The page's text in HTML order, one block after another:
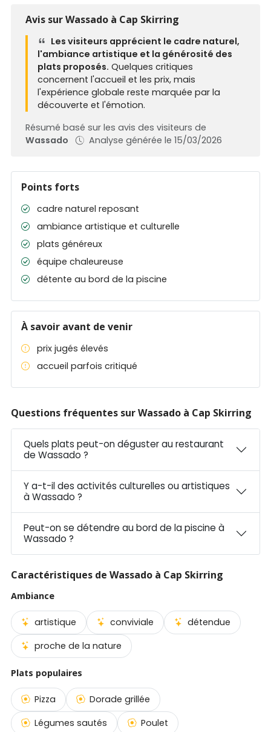
Avis sur Wassado à Cap Skirring
Les visiteurs apprécient le cadre naturel,
l'ambiance artistique et la générosité des
plats proposés. Quelques critiques
concernent l'accueil et les prix, mais
l'expérience globale reste marquée par la
découverte et l'émotion.
Résumé basé sur les avis des visiteurs de
Wassado
Analyse générée le 15/03/2026
Points forts
cadre naturel reposant
ambiance artistique et culturelle
plats généreux
équipe chaleureuse
détente au bord de la piscine
À savoir avant de venir
prix jugés élevés
accueil parfois critiqué
Questions fréquentes sur Wassado à Cap Skirring
Quels plats peut-on déguster au restaurant
de Wassado ?
Y a-t-il des activités culturelles ou artistiques
à Wassado ?
Peut-on se détendre au bord de la piscine à
Wassado ?
Caractéristiques de Wassado à Cap Skirring
Ambiance
artistique conviviale
détendue
proche de la nature
Plats populaires
Pizza
Dorade grillée
Légumes sautés
Poulet